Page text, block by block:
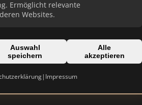
Ermöglicht relevante
Websites.
Auswahl
speichern
Alle
akzeptieren
| Impressum
Domain:
wentzel-dr.de